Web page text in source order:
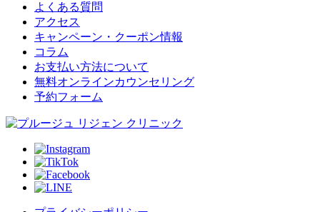
よくある質問
アクセス
キャンペーン・クーポン情報
コラム
お支払い方法について
無料オンラインカウンセリング
予約フォーム